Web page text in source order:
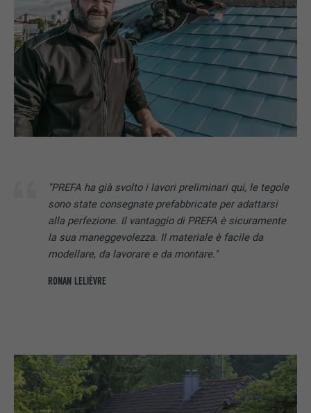
"PREFA ha già svolto i lavori preliminari qui, le tegole
sono state consegnate prefabbricate per adattarsi
alla perfezione. Il vantaggio di PREFA è sicuramente
la sua maneggevolezza. Il materiale è facile da
modellare, da lavorare e da montare."
RONAN LELIÈVRE